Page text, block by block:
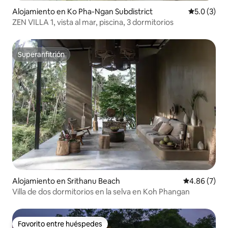
Alojamiento en Ko Pha-Ngan Subdistrict
5.0 (3)
ZEN VILLA 1, vista al mar, piscina, 3 dormitorios
Superanfitrión
Superanfitrión
Alojamiento en Srithanu Beach Calificación
4.86 (7)
Villa de dos dormitorios en la selva en Koh Phangan
Favorito entre huéspedes